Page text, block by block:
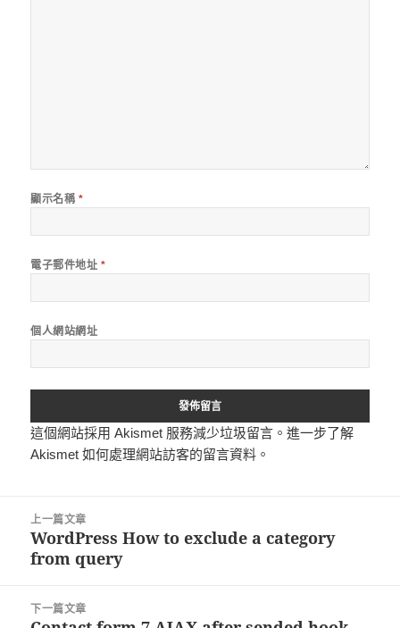
顯示名稱 *
電子郵件地址 *
個人網站網址
這個網站採用 Akismet 服務減少垃圾留言。進一步了解
Akismet 如何處理網站訪客的留言資料 。
上一篇文章
上
一
文
章:
WordPress How to exclude a category
from query
下一篇文章